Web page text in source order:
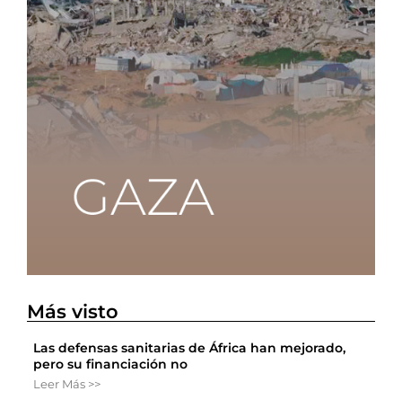
Más visto
Las defensas sanitarias de África han mejorado,
pero su financiación no
Leer Más >>